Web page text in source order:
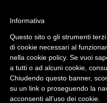
accetta l'uso dei cookies
Fai clic per
Google Analytics.
OK
Informativa
Questo sito o gli strumenti
di cookie necessari al
nella cookie policy. Se vuoi
a tutti o ad alcuni cookie,
Chiudendo questo banner,
su un link o proseguendo la
acconsenti all’uso dei cookie.